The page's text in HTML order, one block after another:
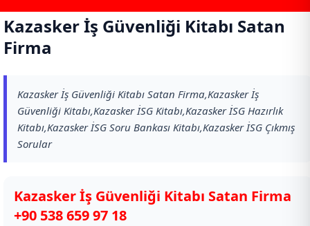
Kazasker İş Güvenliği Kitabı Satan
Firma
Kazasker İş Güvenliği Kitabı Satan Firma,Kazasker İş
Güvenliği Kitabı,Kazasker İSG Kitabı,Kazasker İSG Hazırlık
Kitabı,Kazasker İSG Soru Bankası Kitabı,Kazasker İSG Çıkmış
Sorular
Kazasker İş Güvenliği Kitabı Satan Firma
+90 538 659 97 18